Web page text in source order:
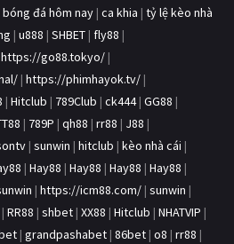
đá hôm nay | ca khia | tỷ lệ kèo nhà
| u888 | SHBET | fly88 |
https://go88.tokyo/ |
| https://phimhayok.tv/ |
| Hitclub | 789Club | ck444| GG88 |
| 789P | qh88 | rr88 | J88 |
| sunwin | hitclub | kèo nhà cái |
| Hay88 | Hay88 | Hay88 | Hay88 |
| https://icm88.com/ | sunwin |
| RR88 | shbet | XX88 | Hitclub | NHATVIP |
| grandpashabet | 86bet | o8 | rr88 |